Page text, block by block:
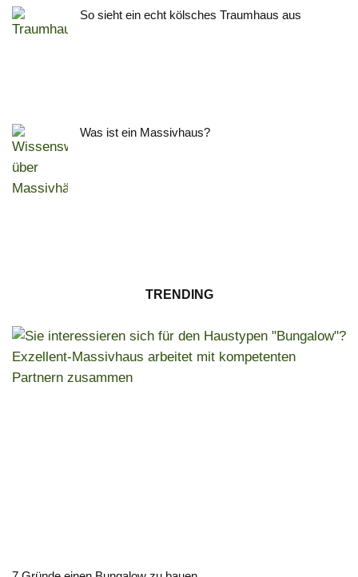
So sieht ein echt kölsches Traumhaus aus
Was ist ein Massivhaus?
TRENDING